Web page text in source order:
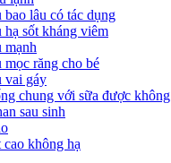
bao lâu có tác dụng
hạ sốt kháng viêm
mạnh
mọc răng cho bé
vai gáy
chung với sữa được không
sau sinh
cao không hạ